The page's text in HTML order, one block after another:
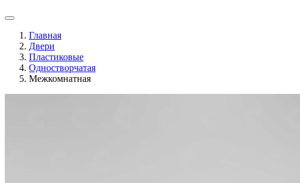
Главная
Двери
Пластиковые
Одностворчатая
Межкомнатная